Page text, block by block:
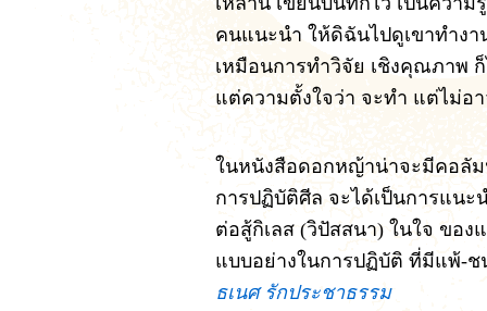
คนแนะนำ ให้ดิฉันไปดูเขาทำง
เหมือนการทำวิจัย เชิงคุณภาพ
แต่ความตั้งใจว่า จะทำ แต่ไม่อ
ในหนังสือดอกหญ้าน่าจะมีคอลัม
การปฏิบัติศีล จะได้เป็นการแนะ
ต่อสู้กิเลส (วิปัสสนา) ในใจ ของ
แบบอย่างในการปฏิบัติ ที่มีแพ้-
ธเนศ รักประชาธรรม